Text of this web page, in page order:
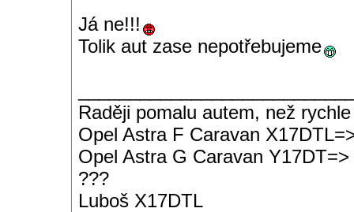
Já ne!!!
Tolik aut zase nepotřebujeme
Raději pomalu autem, než
Opel Astra F Caravan
Opel Astra G Caravan Y17DT=>
???
Luboš X17DTL